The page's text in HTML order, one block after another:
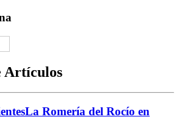
Artículos
La Romería del Rocío en